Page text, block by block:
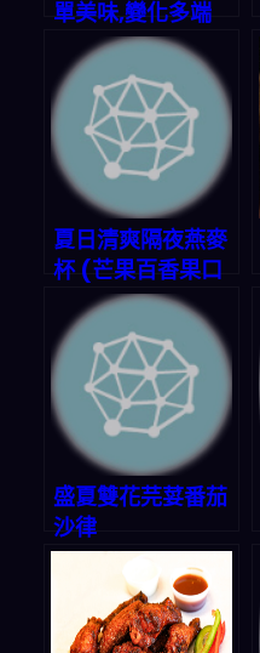
單美味,變化多端
夏日清爽隔夜燕麥
杯 (芒果百香果口
盛夏雙花芫荽番茄
沙律